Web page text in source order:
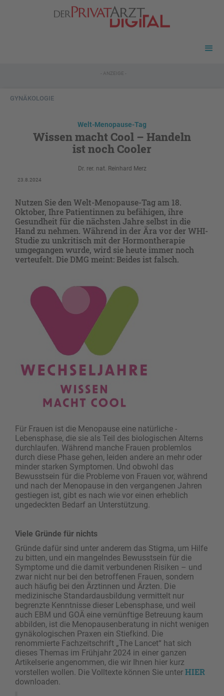
- ANZEIGE -
GYNÄKOLOGIE
Welt-Menopause-Tag
Wissen macht Cool – Handeln
ist noch Cooler
Dr. rer. nat. Reinhard Merz
23.8.2024
Nutzen Sie den Welt-Menopause-Tag am 18.
Oktober, Ihre Patientinnen zu befähigen, ihre
Gesundheit für die nächsten Jahre selbst in die
Hand zu nehmen. Während in der Ära vor der WHI-
Studie zu unkritisch mit der Hormontherapie
umgegangen wurde, wird sie heute immer noch
verteufelt. Die DMG meint: Beides ist falsch.
Für Frauen ist die Menopause eine natürliche ­
Lebensphase, die sie als Teil des biologischen Alterns
durchlaufen. Während manche Frauen problemlos
durch diese Phase gehen, leiden andere an mehr oder
minder starken Symptomen. Und obwohl das
Bewusstsein für die Probleme von Frauen vor, während
und nach der Menopause in den vergangenen Jahren
gestiegen ist, gibt es nach wie vor einen erheblich
ungedeckten Bedarf an Unterstützung.
Viele Gründe für nichts
Gründe dafür sind unter anderem das Stigma, um Hilfe
zu bitten, und ein mangelndes Bewusstsein für die
Symptome und die damit verbundenen Risiken – und
zwar nicht nur bei den betroffenen Frauen, sondern
auch häufig bei den Ärztinnen und Ärzten. Die
medizinische Standardausbildung vermittelt nur
begrenzte Kenntnisse dieser Lebensphase, und weil
auch EBM und GOÄ eine vernünftige Betreuung kaum
abbilden, ist die Menopausenberatung in nicht wenigen
gynäkologischen Praxen ein Stiefkind. Die
renommierte Fachzeitschrift „The Lancet“ hat sich
dieses Themas im Frühjahr 2024 in einer ganzen
Artikelserie angenommen, die wir Ihnen hier kurz
vorstellen wollen. Die Volltexte können Sie unter HIER
downloaden.